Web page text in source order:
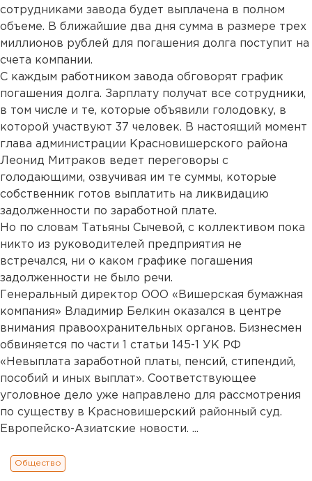
сотрудниками завода будет выплачена в полном
объеме. В ближайшие два дня сумма в размере трех
миллионов рублей для погашения долга поступит на
счета компании.
С каждым работником завода обговорят график
погашения долга. Зарплату получат все сотрудники,
в том числе и те, которые объявили голодовку, в
которой участвуют 37 человек. В настоящий момент
глава администрации Красновишерского района
Леонид Митраков ведет переговоры с
голодающими, озвучивая им те суммы, которые
собственник готов выплатить на ликвидацию
задолженности по заработной плате.
Но по словам Татьяны Сычевой, с коллективом пока
никто из руководителей предприятия не
встречался, ни о каком графике погашения
задолженности не было речи.
Генеральный директор ООО «Вишерская бумажная
компания» Владимир Белкин оказался в центре
внимания правоохранительных органов. Бизнесмен
обвиняется по части 1 статьи 145-1 УК РФ
«Невыплата заработной платы, пенсий, стипендий,
пособий и иных выплат». Соответствующее
уголовное дело уже направлено для рассмотрения
по существу в Красновишерский районный суд.
Европейско-Азиатские новости. ...
Общество